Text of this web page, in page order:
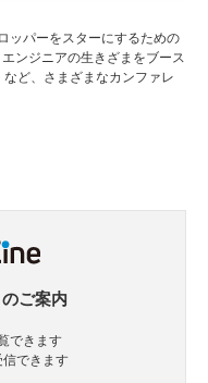
ッパーをスターにするための
ンジニアの生きざまをブース
ど、さまざまなカンファレ
のご案内
できます
信できます